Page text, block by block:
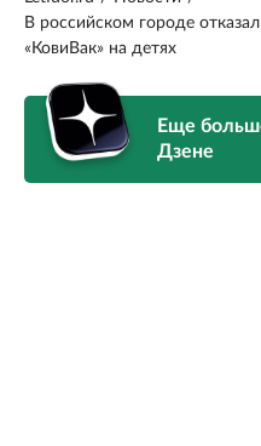
В российском городе
«КовиВак» на детях
Еще
Дзене